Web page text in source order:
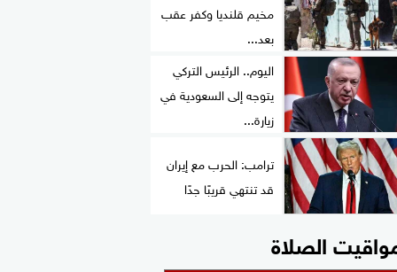
مخيم قلنديا وكفر عقب
بعد...
اليوم.. الرئيس التركي
يتوجه إلى السعودية في
زيارة...
ترامب: الحرب مع إيران
قد تنتهي قريبًا جدًا
الصلاة